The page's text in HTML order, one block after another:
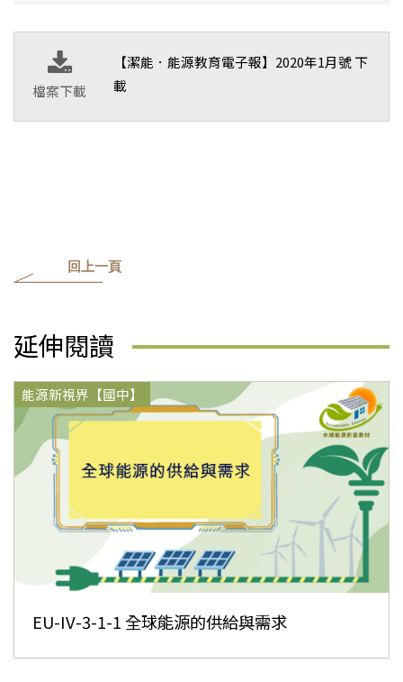
檔案下載
【潔能．能源教育電子報】2020年1月號 下
載
回上一頁
延伸閱讀
能源新視界【國中】
EU-IV-3-1-1 全球能源的供給與需求